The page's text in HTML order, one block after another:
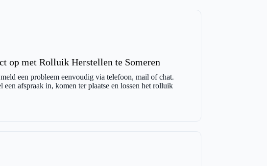
op met Rolluik Herstellen te Someren
een probleem eenvoudig via telefoon, mail of chat.
een afspraak in, komen ter plaatse en lossen het rolluik